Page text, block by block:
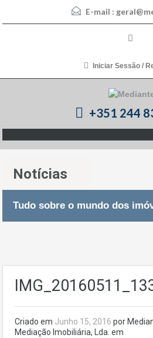
E-mail :
Iniciar Sessão /
+351 244
Notícias
Tudo sobre o mundo dos
Criado em Junho 15, 2016 por
Mediação Imobiliária, Lda. em